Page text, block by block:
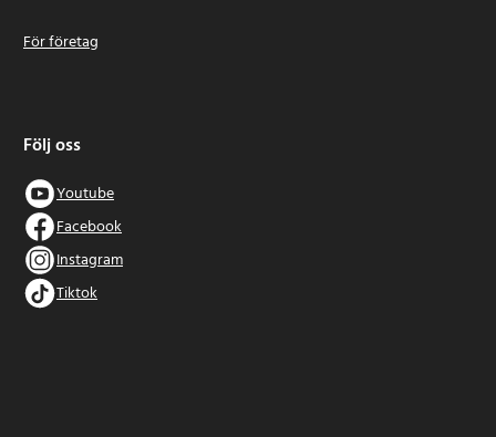
För företag
Följ oss
Youtube
Facebook
Instagram
Tiktok